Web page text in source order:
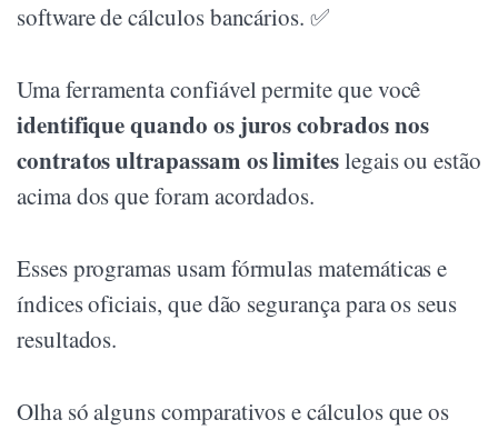
software de cálculos bancários. ✅
Uma ferramenta confiável permite que você
identifique quando os juros cobrados nos
contratos ultrapassam os limiteslegais ou estão
acima dos que foram acordados.
Esses programas usam fórmulas matemáticas e
índices oficiais, que dão segurança para os seus
resultados.
Olha só alguns comparativos e cálculos que os